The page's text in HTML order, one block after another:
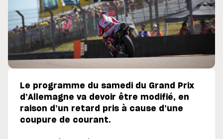
Le programme du samedi du Grand Prix
d’Allemagne va devoir être modifié, en
raison d’un retard pris à cause d’une
coupure de courant.